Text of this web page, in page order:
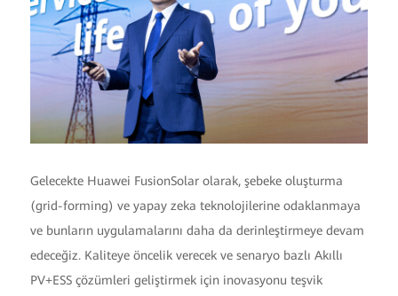
Gelecekte Huawei FusionSolar olarak, şebeke oluşturma
(grid-forming) ve yapay zeka teknolojilerine odaklanmaya
ve bunların uygulamalarını daha da derinleştirmeye devam
edeceğiz. Kaliteye öncelik verecek ve senaryo bazlı Akıllı
PV+ESS çözümleri geliştirmek için inovasyonu teşvik